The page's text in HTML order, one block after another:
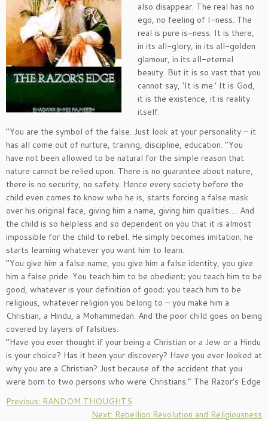
also disappear. The real has no
ego, no feeling of I-ness. The
real is pure is-ness. It is there,
in its all-glory, in its all-golden
glamour, in its all-eternal
beauty. But it is so vast that you
cannot say, ‘It is me.’ It is God,
it is the existence, it is reality
itself.
“You are the symbol of the false. Just look at your personality – it
has all come out of nurture, training, discipline, education. “You
have not been allowed to be natural for the simple reason that
nature cannot be relied upon. There is no guarantee about nature,
there is no security, no safety. Hence every society before the
child even comes to know who he is, starts forcing a false mask
over his original face, giving him a name, giving him qualities…. And
the child is so helpless and so dependent on you that it is almost
impossible for the child to rebel. He simply becomes imitation; he
starts learning whatever you want him to learn.
“You give him a false name, you give him a false identity, you give
him a false pride. You teach him to be obedient; you teach him to be
good, whatever is your definition of good; you teach him to be
religious, whatever religion you belong to – you make him a
Christian, a Hindu, a Mohammedan. And the poor child goes on being
covered by layers of falsities.
“Have you ever thought if your being a Christian or a Jew or a Hindu
is your choice? Has it been your discovery? Have you ever looked at
why you are a Christian? Just because of the accident that you
were born to two persons who were Christians.” The Razor’s Edge
Previous: RANDOM THOUGHTS
Next: Rebellion Revolution and Religiousness